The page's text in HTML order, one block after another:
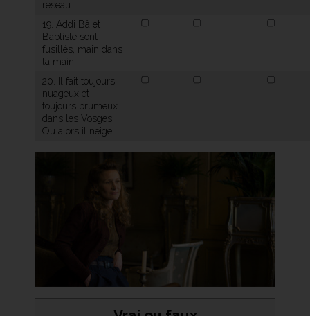
réseau.
19. Addi Bâ et
Baptiste sont
fusillés, main dans
la main.
20. Il fait toujours
nuageux et
toujours brumeux
dans les Vosges.
Ou alors il neige.